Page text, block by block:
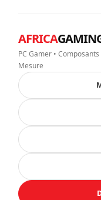
AFRICA
PC Gamer •
Mesure